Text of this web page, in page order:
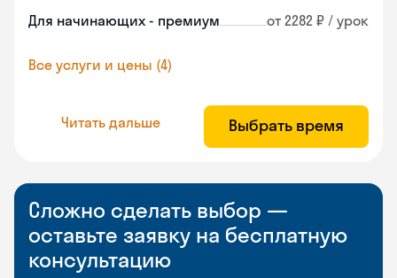
Для начинающих - премиум от 2282 ₽ / урок
Все услуги и цены (4)
Читать дальше Выбрать время
Сложно сделать выбор —
оставьте заявку на бесплатную
консультацию